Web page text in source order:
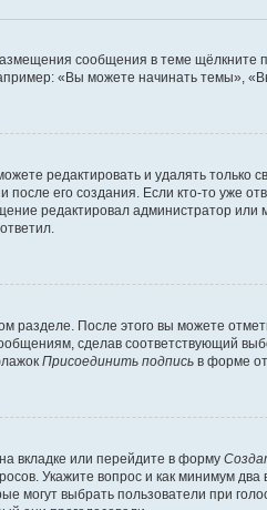
сообщения в теме щёлкните
«Вы можете начинать темы»,
редактировать и удалять
его создания. Если кто-то уже
редактировал администратор
разделе. После этого вы можете
сделав соответствующий
Присоединить подпись в форме
вкладке или перейдите в форму
Укажите вопрос и как минимум
могут выбрать пользователи при